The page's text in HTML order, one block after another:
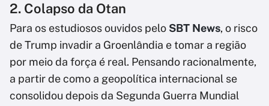
2. Colapso da Otan
Para os estudiosos ouvidos pelo SBT News, o risco
de Trump invadir a Groenlândia e tomar a região
por meio da força é real. Pensando racionalmente,
a partir de como a geopolítica internacional se
consolidou depois da Segunda Guerra Mundial